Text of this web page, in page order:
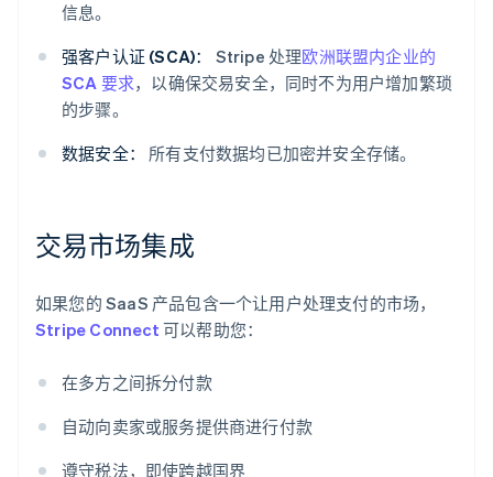
信息。
强客户认证 (SCA)：
Stripe 处理欧洲联盟内企业的
SCA 要求，以确保交易安全，同时不为用户增加繁琐
的步骤。
数据安全：
所有支付数据均已加密并安全存储。
交易市场集成
如果您的 SaaS 产品包含一个让用户处理支付的市场，
Stripe Connect 可以帮助您：
在多方之间拆分付款
自动向卖家或服务提供商进行付款
遵守税法，即使跨越国界